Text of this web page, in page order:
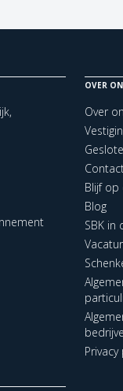
OVER
Over
Blijf op
Blog
SBK in